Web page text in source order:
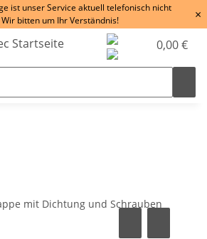
ist unser Service aktuell telefonisch nicht
bitten um Ihr Verständnis!
×
0,00 €